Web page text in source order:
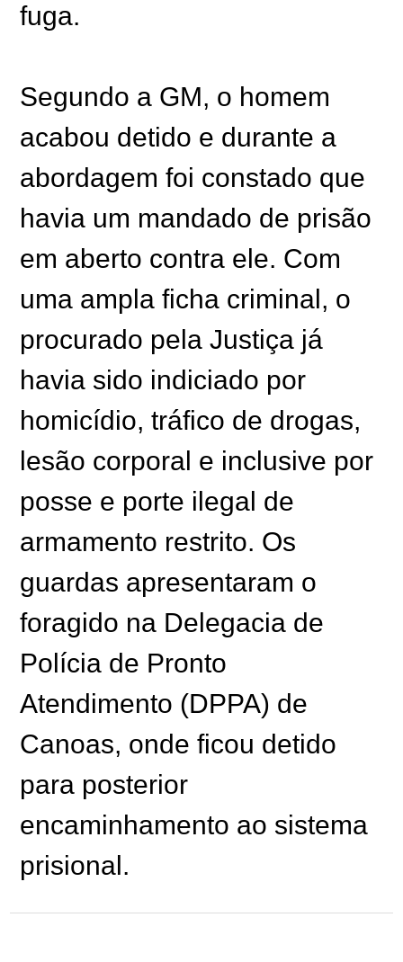
fuga.
Segundo a GM, o homem
acabou detido e durante a
abordagem foi constado que
havia um mandado de prisão
em aberto contra ele. Com
uma ampla ficha criminal, o
procurado pela Justiça já
havia sido indiciado por
homicídio, tráfico de drogas,
lesão corporal e inclusive por
posse e porte ilegal de
armamento restrito. Os
guardas apresentaram o
foragido na Delegacia de
Polícia de Pronto
Atendimento (DPPA) de
Canoas, onde ficou detido
para posterior
encaminhamento ao sistema
prisional.